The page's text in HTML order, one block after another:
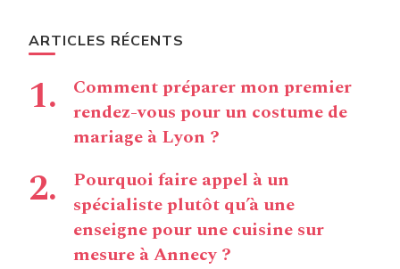
ARTICLES RÉCENTS
Comment préparer mon premier
rendez-vous pour un costume de
mariage à Lyon ?
Pourquoi faire appel à un
spécialiste plutôt qu’à une
enseigne pour une cuisine sur
mesure à Annecy ?